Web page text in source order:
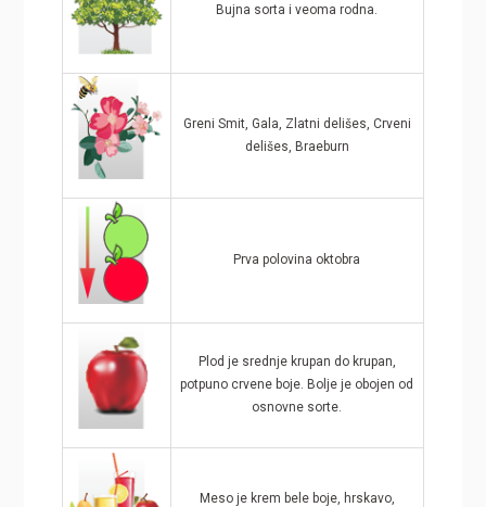
Bujna sorta i veoma rodna.
Greni Smit, Gala, Zlatni delišes, Crveni
delišes, Braeburn
Prva polovina oktobra
Plod je srednje krupan do krupan,
potpuno crvene boje. Bolje je obojen od
osnovne sorte.
Meso je krem bele boje, hrskavo,